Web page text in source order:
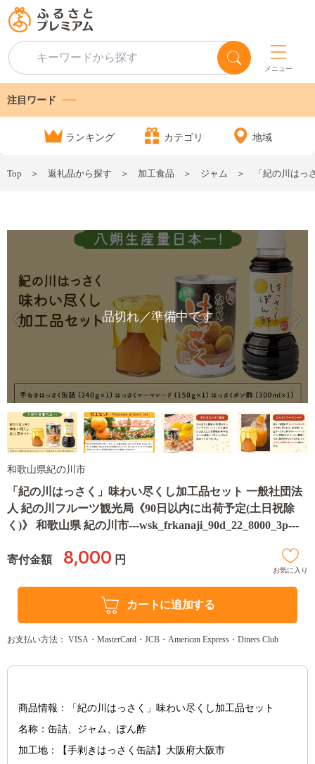
メニュー
注目ワード
ランキング カテゴリ 地域
Top 返礼品から探す 加工食品 ジャム 「紀の川は
品切れ／準備中です
和歌山県紀の川市
「紀の川はっさく」味わい尽くし加工品セット 一般社団法
人 紀の川フルーツ観光局《90日以内に出荷予定(土日祝除
く)》 和歌山県 紀の川市---wsk_frkanaji_90d_22_8000_3p---
寄付金額 8,000 円
お気に入り
カートに追加する
お支払い方法： VISA・MasterCard・JCB・American Express・Diners Club
商品情報：「紀の川はっさく」味わい尽くし加工品セット
名称：缶詰、ジャム、ぽん酢
加工地：【手剥きはっさく缶詰】大阪府大阪市